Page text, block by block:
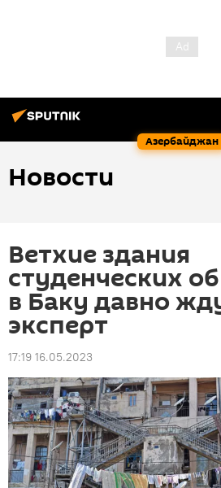
Азербайджан
Новости
Ветхие здания
студенческих
в Баку давно
эксперт
17:19 16.05.2023